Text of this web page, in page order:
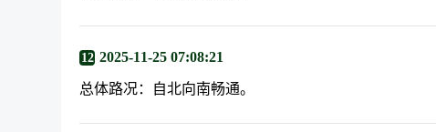
12 2025-11-25 07:08:21
总体路况：自北向南畅通。